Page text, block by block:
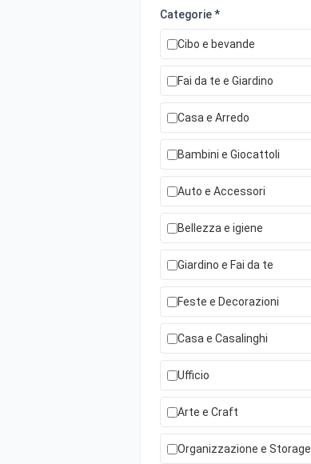
Categorie *
Cibo e bevande
Fai da te e Giardino
Casa e Arredo
Bambini e Giocattoli
Auto e Accessori
Bellezza e igiene
Giardino e Fai da te
Feste e Decorazioni
Casa e Casalinghi
Ufficio
Arte e Craft
Organizzazione e Storage